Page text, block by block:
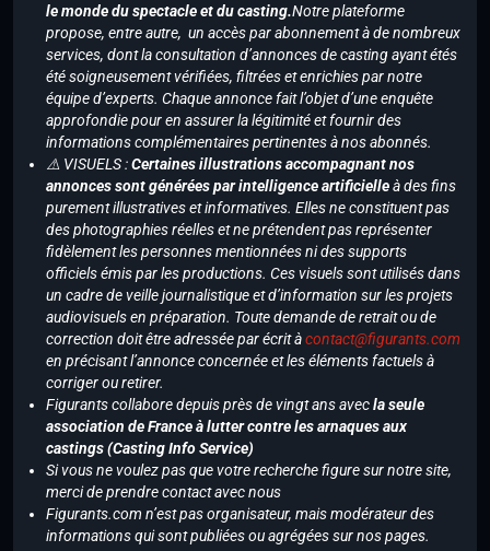
le monde du spectacle et du casting.Notre plateforme
propose, entre autre, un accès par abonnement à de nombreux
services, dont la consultation d’annonces de casting ayant étés
été soigneusement vérifiées, filtrées et enrichies par notre
équipe d’experts. Chaque annonce fait l’objet d’une enquête
approfondie pour en assurer la légitimité et fournir des
informations complémentaires pertinentes à nos abonnés.
⚠️ VISUELS :Certaines illustrations accompagnant nos
annonces sont générées par intelligence artificielleà des fins
purement illustratives et informatives. Elles ne constituent pas
des photographies réelles et ne prétendent pas représenter
fidèlement les personnes mentionnées ni des supports
officiels émis par les productions. Ces visuels sont utilisés dans
un cadre de veille journalistique et d’information sur les projets
audiovisuels en préparation. Toute demande de retrait ou de
correction doit être adressée par écrit àcontact@figurants.com
en précisant l’annonce concernée et les éléments factuels à
corriger ou retirer.
Figurants collabore depuis près de vingt ans avecla seule
association de France à lutter contre les arnaques aux
castings (Casting Info Service)
Si vous ne voulez pas que votre recherche figure sur notre site,
merci de prendre contact avec nous
Figurants.com n’est pas organisateur, mais modérateur des
informations qui sont publiées ou agrégées sur nos pages.